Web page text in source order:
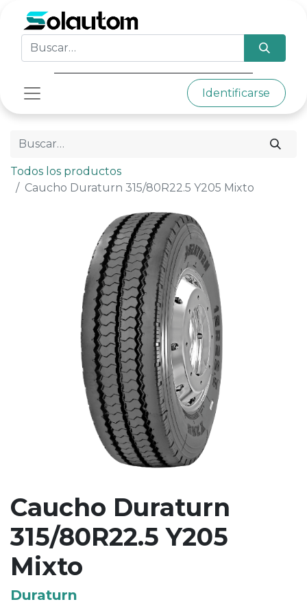
Identificarse
Todos los productos
Caucho Duraturn 315/80R22.5 Y205 Mixto
Caucho Duraturn
315/80R22.5 Y205
Mixto
Duraturn